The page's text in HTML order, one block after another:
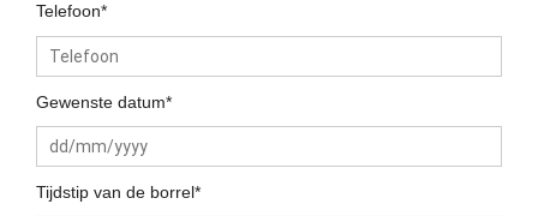
Telefoon*
Gewenste datum*
Tijdstip van de borrel*